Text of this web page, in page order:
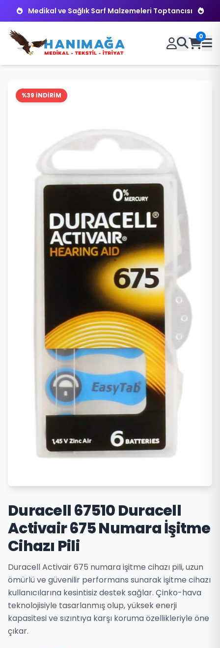
Medikal ve Sağlık Sarf Malzemeleri Toptancısı
0
%39 İNDİRİM
Duracell 67510 Duracell
Activair 675 Numara İşitme
Cihazı Pili
Duracell Activair 675 numara işitme cihazı pili, uzun
ömürlü ve güvenilir performans sunarak işitme cihazı
kullanıcılarına kesintisiz destek sağlar. Çinko-hava
teknolojisiyle tasarlanmış olup, yüksek enerji
kapasitesi ve sızıntıya karşı koruma özellikleriyle öne
çıkar.